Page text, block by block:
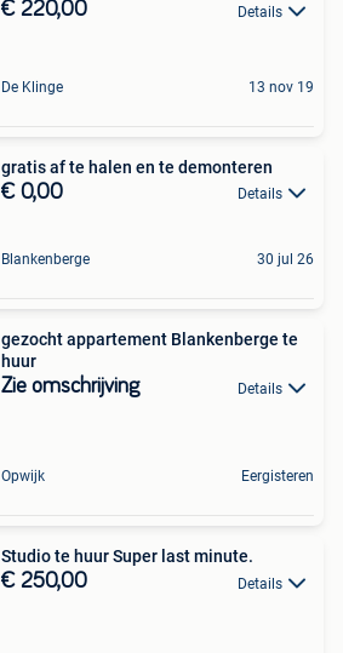
€ 220,00 Details
De Klinge 13 nov 19
gratis af te halen en te demonteren
€ 0,00 Details
Blankenberge 30 jul 26
gezocht appartement Blankenberge te
huur
Zie omschrijving Details
Opwijk Eergisteren
Studio te huur Super last minute.
€ 250,00 Details